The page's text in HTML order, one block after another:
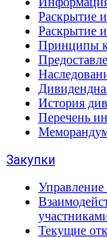
Раскрытие
Раскрытие
Принципы
История
Перечень
Меморандум
Закупки
Управление
Текущие